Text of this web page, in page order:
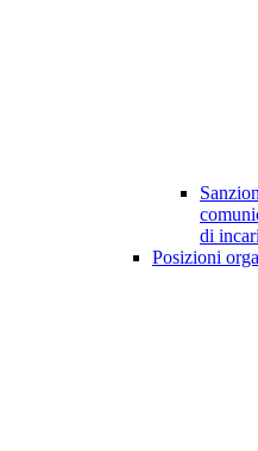
di
Posizioni